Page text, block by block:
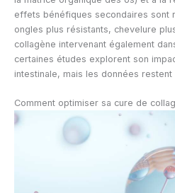
effets bénéfiques secondaires sont
ongles plus résistants, chevelure
collagène intervenant également
certaines études explorent son
intestinale, mais les données restent
Comment optimiser sa cure de